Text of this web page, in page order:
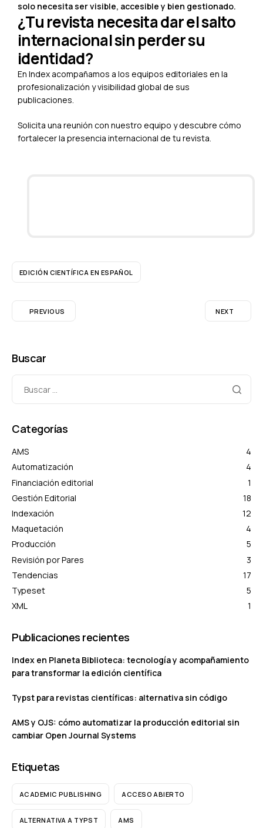
solo necesita ser visible, accesible y bien gestionado.
¿Tu revista necesita dar el salto
internacional sin perder su
identidad?
En Index acompañamos a los equipos editoriales en la
profesionalización y visibilidad global de sus
publicaciones.
Solicita una reunión con nuestro equipo y descubre cómo
fortalecer la presencia internacional de tu revista.
EDICIÓN CIENTÍFICA EN ESPAÑOL
PREVIOUS NEXT
Buscar
Categorías
AMS
4
Automatización
4
Financiación editorial
1
Gestión Editorial
18
Indexación
12
Maquetación
4
Producción
5
Revisión por Pares
3
Tendencias
17
Typeset
5
XML
1
Publicaciones recientes
Index en Planeta Biblioteca: tecnología y acompañamiento
para transformar la edición científica
Typst para revistas científicas: alternativa sin código
AMS y OJS: cómo automatizar la producción editorial sin
cambiar Open Journal Systems
Etiquetas
ACADEMIC PUBLISHING ACCESO ABIERTO
ALTERNATIVA A TYPST AMS